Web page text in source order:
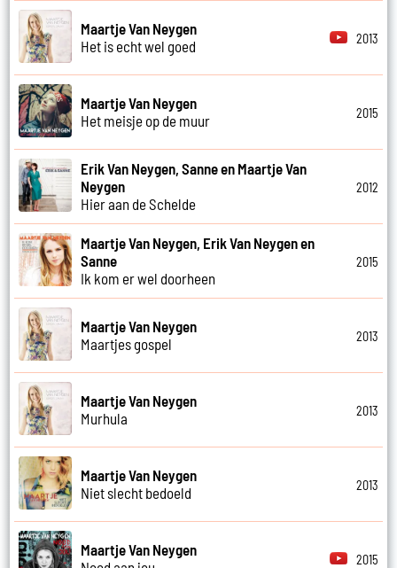
Maartje Van Neygen
Het is echt wel goed
2013
Maartje Van Neygen
Het meisje op de muur
2015
Erik Van Neygen, Sanne en Maartje Van
Neygen
Hier aan de Schelde
2012
Maartje Van Neygen, Erik Van Neygen en
Sanne
Ik kom er wel doorheen
2015
Maartje Van Neygen
Maartjes gospel
2013
Maartje Van Neygen
Murhula
2013
Maartje Van Neygen
Niet slecht bedoeld
2013
Maartje Van Neygen
2015